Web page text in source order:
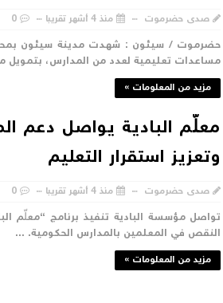
صدى حضرموت منذ 4 أشهر تقريبا 0
حضرموت / سيئون : شهدت مدينة سيئون
مساعدات تعليمية لعدد من المدارس، بتمويل
مزيد من المعلومات »
معلّم البادية يواصل دعم
وتعزيز استقرار التعليم
صدى حضرموت منذ 4 أشهر تقريبا 0
النقص في المعلمين بالمدارس الحكومية. ...
مزيد من المعلومات »